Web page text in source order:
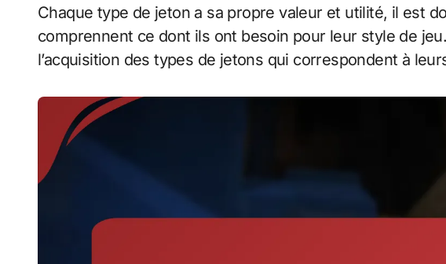
Chaque type de jeton a sa propre valeur et utilité, il est
comprennent ce dont ils ont besoin pour leur style de
l’acquisition des types de jetons qui correspondent à